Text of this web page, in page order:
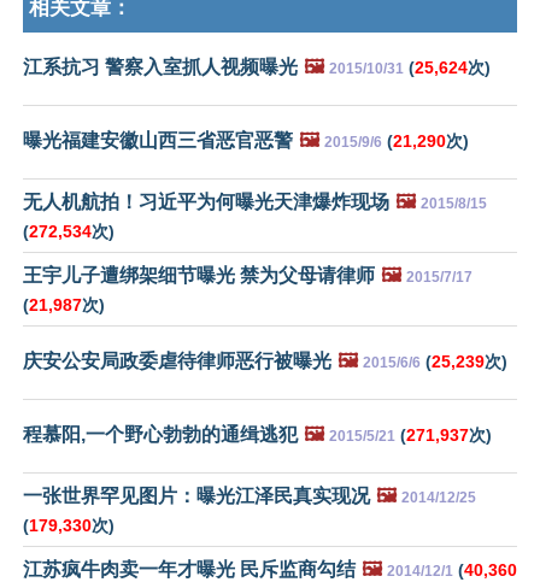
相关文章：
江系抗习 警察入室抓人视频曝光 🖼️ 2015/10/31 (25,624次)
曝光福建安徽山西三省恶官恶警 🖼️ 2015/9/6 (21,290次)
无人机航拍！习近平为何曝光天津爆炸现场 🖼️ 2015/8/15
(272,534次)
王宇儿子遭绑架细节曝光 禁为父母请律师 🖼️ 2015/7/17
(21,987次)
庆安公安局政委虐待律师恶行被曝光 🖼️ 2015/6/6 (25,239次)
程慕阳,一个野心勃勃的通缉逃犯 🖼️ 2015/5/21 (271,937次)
一张世界罕见图片：曝光江泽民真实现况 🖼️ 2014/12/25
(179,330次)
江苏疯牛肉卖一年才曝光 民斥监商勾结 🖼️ 2014/12/1 (40,360